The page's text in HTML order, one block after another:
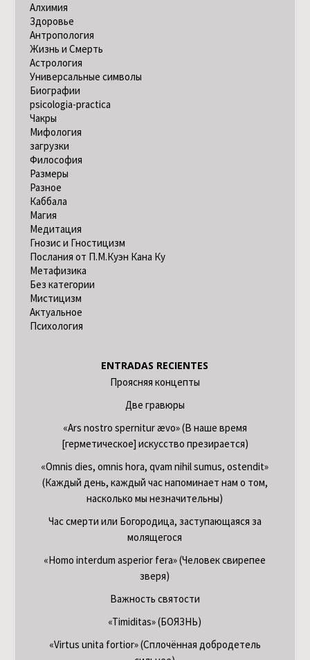
Алхимия
Здоровье
Антропология
Жизнь и Смерть
Астрология
Универсальные символы
Биографии
psicologia-practica
Чакры
Мифология
загрузки
Философия
Размеры
Разное
Каббала
Магия
Медитация
Гнозис и Гностицизм
Послания от П.М.Куэн Кана Ку
Метафизика
Без категории
Мистицизм
Актуальное
Психология
ENTRADAS RECIENTES
Проясняя концепты
Две гравюры
«Ars nostro spernitur ævo» (В наше время
[герметическое] искусство презирается)
«Omnis dies, omnis hora, qvam nihil sumus, ostendit»
(Каждый день, каждый час напоминает нам о том,
насколько мы незначительны)
Час смерти или Богородица, заступающаяся за
молящегося
«Homo interdum asperior fera» (Человек свирепее
зверя)
Важность святости
«Timiditas» (БОЯЗНЬ)
«Virtus unita fortior» (Сплочённая добродетель